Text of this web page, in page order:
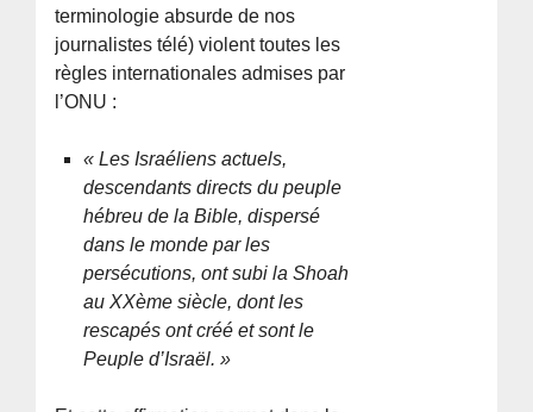
terminologie absurde de nos
journalistes télé) violent toutes les
règles internationales admises par
l’ONU :
« Les Israéliens actuels,
descendants directs du peuple
hébreu de la Bible, dispersé
dans le monde par les
persécutions, ont subi la Shoah
au XXème siècle, dont les
rescapés ont créé et sont le
Peuple d’Israël. »